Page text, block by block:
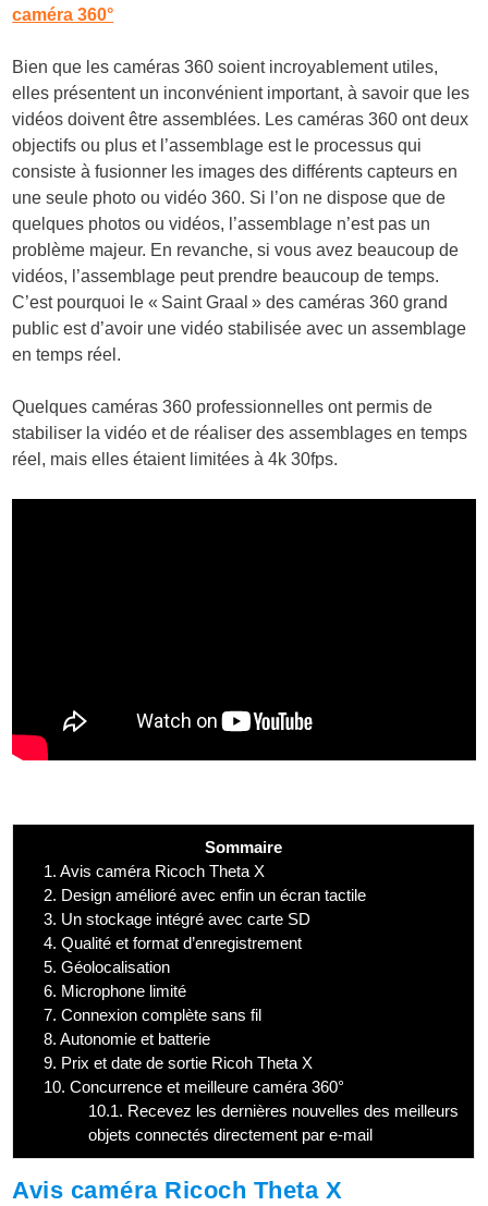
caméra 360°
Bien que les caméras 360 soient incroyablement utiles,
elles présentent un inconvénient important, à savoir que les
vidéos doivent être assemblées. Les caméras 360 ont deux
objectifs ou plus et l’assemblage est le processus qui
consiste à fusionner les images des différents capteurs en
une seule photo ou vidéo 360. Si l’on ne dispose que de
quelques photos ou vidéos, l’assemblage n’est pas un
problème majeur. En revanche, si vous avez beaucoup de
vidéos, l’assemblage peut prendre beaucoup de temps.
C’est pourquoi le « Saint Graal » des caméras 360 grand
public est d’avoir une vidéo stabilisée avec un assemblage
en temps réel.
Quelques caméras 360 professionnelles ont permis de
stabiliser la vidéo et de réaliser des assemblages en temps
réel, mais elles étaient limitées à 4k 30fps.
Sommaire
1. Avis caméra Ricoch Theta X
2. Design amélioré avec enfin un écran tactile
3. Un stockage intégré avec carte SD
4. Qualité et format d’enregistrement
5. Géolocalisation
6. Microphone limité
7. Connexion complète sans fil
8. Autonomie et batterie
9. Prix et date de sortie Ricoh Theta X
10. Concurrence et meilleure caméra 360°
10.1. Recevez les dernières nouvelles des meilleurs
objets connectés directement par e-mail
Avis caméra Ricoch Theta X